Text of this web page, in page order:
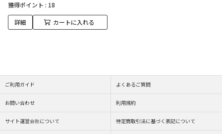
獲得ポイント : 18
詳細 カートに入れる
ご利用ガイド よくあるご質問
お問い合わせ 利用規約
サイト運営会社について 特定商取引法に基づく表記について